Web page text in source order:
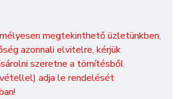
megtekinthető üzletünkben,
azonnali elvitelre, kérjük
szeretne a tömítésből
adja le rendelését